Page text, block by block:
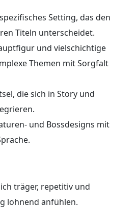
Setting, das den
Titeln unterscheidet.
und vielschichtige
Themen mit Sorgfalt
die sich in Story und
und Bossdesigns mit
träger, repetitiv und
lohnend anfühlen.